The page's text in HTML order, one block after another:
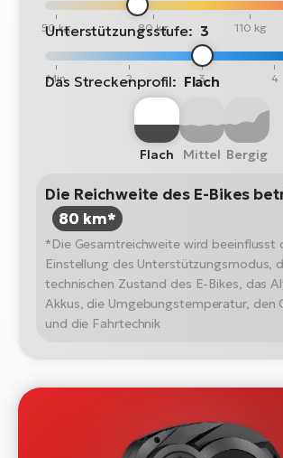
50 kg 80 kg 110 kg
Unterstützungsstufe: 3
Min 2 3 4
Das Streckenprofil: Flach
Flach Mittel Bergig
Die Reichweite des E-Bikes
80 km*
*Die Gesamtreichweite wird beeinflusst
Einstellung des Unterstützungsmodus,
technischen Zustand des E-Bikes, das
Akkus, die Umgebungstemperatur, den
und die Fahrtechnik